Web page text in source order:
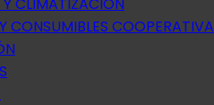
CONSUMIBLES COOPERATIVA